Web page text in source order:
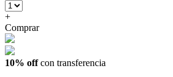
+
Comprar
10% offcon transferencia